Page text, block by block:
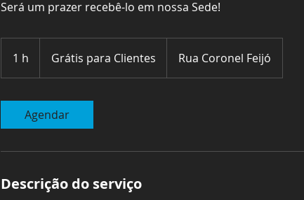
Será um prazer recebê-lo em nossa Sede!
1 h
Clientes
Grátis para Clientes Rua Coronel Feijó
Agendar
Descrição do serviço